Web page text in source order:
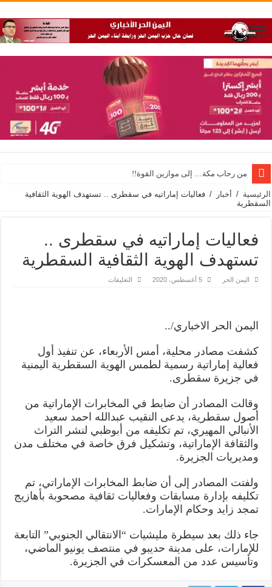
من رحاب مكة… إلى موازين القوة!!
الرئيسية / أخبار / فعاليات إماراتيه في سقطرى .. تستهدف الهوية الثقافية
السقطرية
فعاليات إماراتيه في سقطرى ..
تستهدف الهوية الثقافية السقطرية
اليمن الحر 5 أغسطس، 2020 التعليقات
السقطرية
مغلقة
اليمن الحر الاخباري/..
كشفت مصادر محلية، أمس الأربعاء، عن تنفيذ أول
فعالية إماراتية رسمية لطمس الهوية السقطرية اليمنية
في جزيرة سقطرى.
وقالت المصادر أن ضابط في المخابرات الإماراتية من
أصول سقطرية، يدعى النقيب عبدالله احمد سعيد
الأنبالي المهيري، تم تكليفه من أبوظبي لنشر التراث
والثقافة الإماراتية، وتشكيل فرق خاصة في مختلف مدن
ومديريات الجزيرة.
ولفتت المصادر إلى أن ضابط المخابرات الإماراتي، تم
تكليفه بإدارة مسابقات وفعاليات ثقافية مصحوبة بأهازيج
تمجد زايد وحكام الإمارات.
جاء ذلك بعد سيطرة مليشيات “الانتقالي الجنوبي” التابعة
للإمارات، على مدينة حديبو في منتصف يونيو الماضي،
وتأسيس عدد من المعسكرات في الجزيرة.